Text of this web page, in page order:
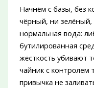
Начнём с базы, без
чёрный, ни
нормальная вода:
бутилированная
жёсткость убивают
чайник с контролем
привычка не